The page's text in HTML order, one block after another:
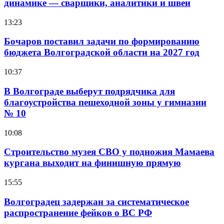
динамике — сварщики, аналитики и швеи
13:23
Бочаров поставил задачи по формированию
бюджета Волгоградской области на 2027 год
10:37
В Волгограде выберут подрядчика для
благоустройства пешеходной зоны у гимназии
№ 10
10:08
Строительство музея СВО у подножия Мамаева
кургана выходит на финишную прямую
15:55
Волгоградец задержан за систематическое
распространение фейков о ВС РФ